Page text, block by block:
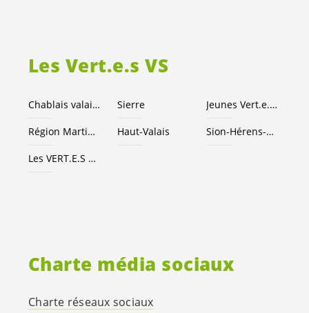
Les Vert.e.s VS
Chablais valaisan Sierre Jeunes Vert.e.x.s
Région Martigny Haut-Valais Sion-Hérens-Conthey
Les VERT.E.S
Charte média sociaux
Charte réseaux sociaux